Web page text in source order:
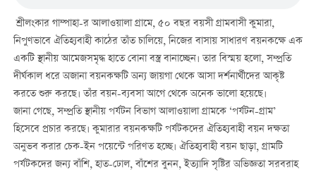
শ্রীলংকার গাম্পাহা-র আলাওয়ালা গ্রামে, ৫০ বছর বয়সী গ্রামবাসী কুমারা,
নিপুণভাবে ঐতিহ্যবাহী কাঠের তাঁত চালিয়ে, নিজের বাসায় সাধারণ বয়নকক্ষে এক
একটি স্থানীয় আমেজসমৃদ্ধ হাতে বোনা বস্ত্র বানাচ্ছেন। তার বিস্ময় হলো, সম্প্রতি
দীর্ঘকাল ধরে অজানা বয়নকক্ষটি অন্য জায়গা থেকে আসা দর্শনার্থীদের আকৃষ্ট
করতে শুরু করছে। তাঁর বয়ন-ব্যবসা আগে থেকে অনেক ভালো হয়েছে।
জানা গেছে, সম্প্রতি স্থানীয় পর্যটন বিভাগ আলাওয়ালা গ্রামকে ‘পর্যটন-গ্রাম’
হিসেবে প্রচার করছে। কুমারার বয়নকক্ষটি পর্যটকদের ঐতিহ্যবাহী বয়ন দক্ষতা
অনুভব করার চেক-ইন পয়েন্টে পরিণত হচ্ছে। ঐতিহ্যবাহী বয়ন ছাড়া, গ্রামটি
পর্যটকদের জন্য বাঁশি, হাত-ঢোল, বাঁশের বুনন, ইত্যাদি সৃষ্টির অভিজ্ঞতা সরবরাহ